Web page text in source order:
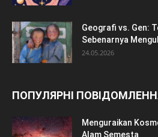
Geografi vs. Gen:
Sebenarnya
24.05.2026
ПОПУЛЯРНІ
Menguraikan
Alam Semesta